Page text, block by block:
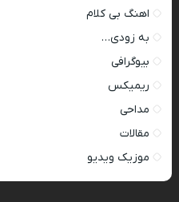
اهنگ بی کلام
به زودی…
بیوگرافی
ریمیکس
مداحی
مقالات
موزیک ویدیو